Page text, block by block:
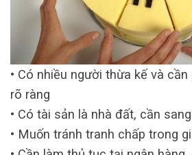
• Có nhiều người thừa kế và
rõ ràng
• Có tài sản là nhà đất, cần
• Muốn tránh tranh chấp trong